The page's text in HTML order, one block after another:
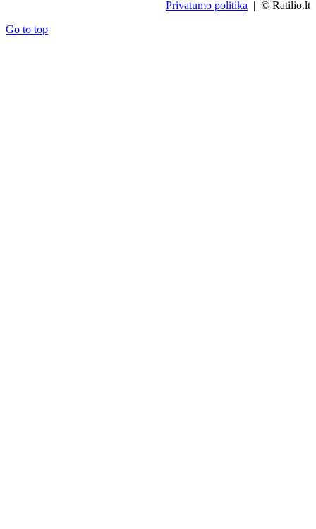
Privatumo politika | © Ratilio.lt
Go to top